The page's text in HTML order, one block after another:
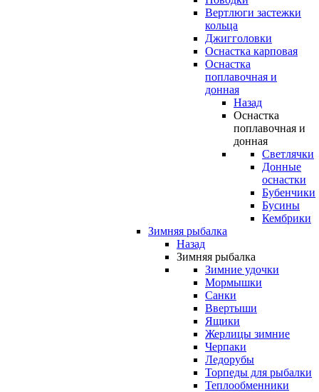
Вертлюги застежки
кольца
Джигголовки
Оснастка карповая
Оснастка
поплавочная и
донная
Назад
Оснастка
поплавочная и
донная
Светлячки
Донные
оснастки
Бубенчики
Бусины
Кембрики
Зимняя рыбалка
Назад
Зимняя рыбалка
Зимние удочки
Мормышки
Санки
Ввертыши
Ящики
Жерлицы зимние
Черпаки
Ледорубы
Торпеды для рыбалки
Теплообменники